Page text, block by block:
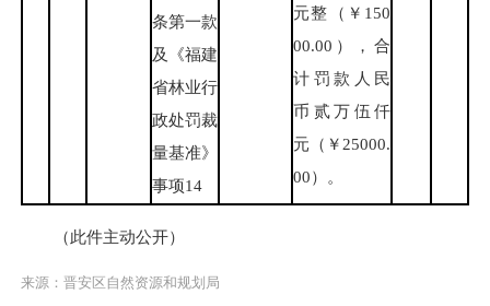
条第一款
及《福建
省林业行
政处罚裁
量基准》
事项14
元整（￥150
00.00），合
计罚款人民
币贰万伍仟
元（￥25000.
00）。
（此件主动公开）
来源：晋安区自然资源和规划局